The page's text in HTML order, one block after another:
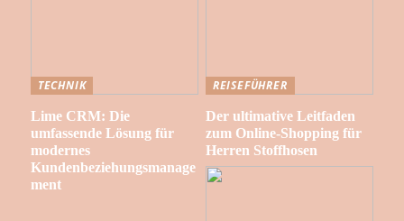
TECHNIK
Lime CRM: Die
umfassende Lösung für
modernes
Kundenbeziehungsmanage
ment
REISEFÜHRER
Der ultimative Leitfaden
zum Online-Shopping für
Herren Stoffhosen